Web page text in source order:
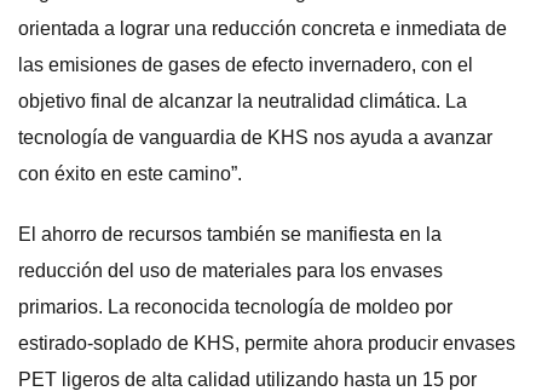
orientada a lograr una reducción concreta e inmediata de
las emisiones de gases de efecto invernadero, con el
objetivo final de alcanzar la neutralidad climática. La
tecnología de vanguardia de KHS nos ayuda a avanzar
con éxito en este camino”.
El ahorro de recursos también se manifiesta en la
reducción del uso de materiales para los envases
primarios. La reconocida tecnología de moldeo por
estirado-soplado de KHS, permite ahora producir envases
PET ligeros de alta calidad utilizando hasta un 15 por